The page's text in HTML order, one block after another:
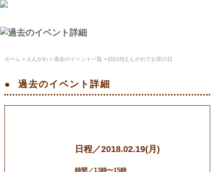
ホーム > えんがわ> 過去のイベント一覧 > [02/19]えんがわでお茶の日
過去のイベント 詳細
日程／2018.02.19(月)
時間／13時〜15時